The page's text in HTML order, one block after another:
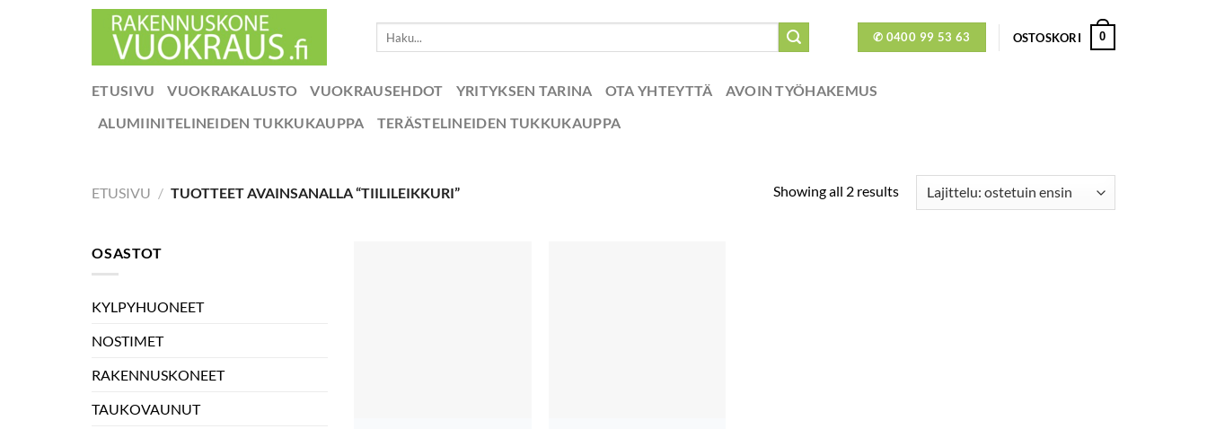
✆ 0400 99 53 63 OSTOSKORI 0
ETUSIVU VUOKRAKALUSTO VUOKRAUSEHDOT YRITYKSEN TARINA OTA YHTEYTTÄ
AVOIN TYÖHAKEMUS
ALUMIINITELINEIDEN TUKKUKAUPPA
TERÄSTELINEIDEN TUKKUKAUPPA
ETUSIVU / TUOTTEET AVAINSANALLA “TIILILEIKKURI” Showing all 2 results
OSASTOT
KYLPYHUONEET
NOSTIMET
RAKENNUSKONEET
TAUKOVAUNUT